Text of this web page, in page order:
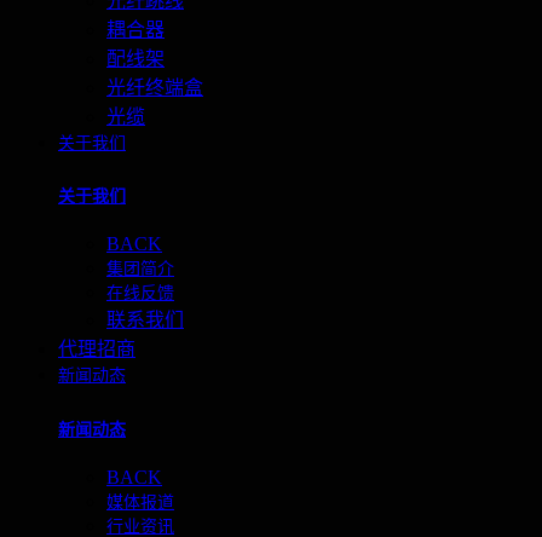
耦合器
配线架
光纤终端盒
光缆
关于我们
关于我们
BACK
集团简介
在线反馈
联系我们
代理招商
新闻动态
新闻动态
BACK
媒体报道
行业资讯